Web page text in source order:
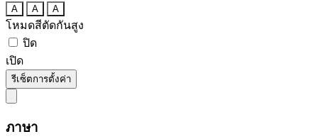
A A A
โหมดสีตัดกันสูง
ปิด
เปิด
รีเซ็ตการตั้งค่า
ภาษา